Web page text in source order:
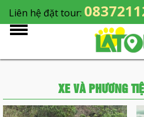
Liên hệ đặt tour:
XE VÀ PHƯƠNG